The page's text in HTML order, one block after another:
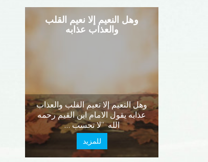
وهل النعيم إلا نعيم القلب
والعذاب عذابه
وهل النعيم إلا نعيم القلب والعذاب
عذابه يقول الامام ابن القيم رحمه
الله “لا تحسب …
للمزيد